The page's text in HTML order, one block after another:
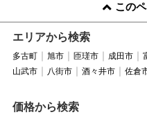
この
エリアから検索
多古町 旭市 匝瑳市 成田市
山武市
八街市 酒々井市 佐倉
価格から検索